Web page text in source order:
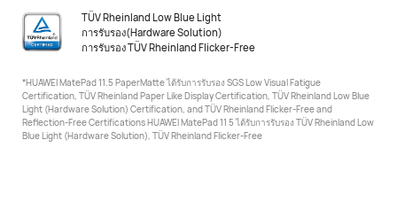
TÜV Rheinland Low Blue Light
การรับรอง(Hardware Solution)
การรับรอง TÜV Rheinland Flicker-Free
*HUAWEI MatePad 11.5 PaperMatte ได้รับการรับรอง SGS Low Visual Fatigue
Certification, TÜV Rheinland Paper Like Display Certification, TÜV RheinlandLow Blue
Light (Hardware Solution) Certification, and TÜV Rheinland Flicker-Free and
Reflection-Free Certifications HUAWEI MatePad 11 5 ได้รับการรับรอง TÜV Rheinland Low
Blue Light (Hardware Solution), TÜV Rheinland Flicker-Free